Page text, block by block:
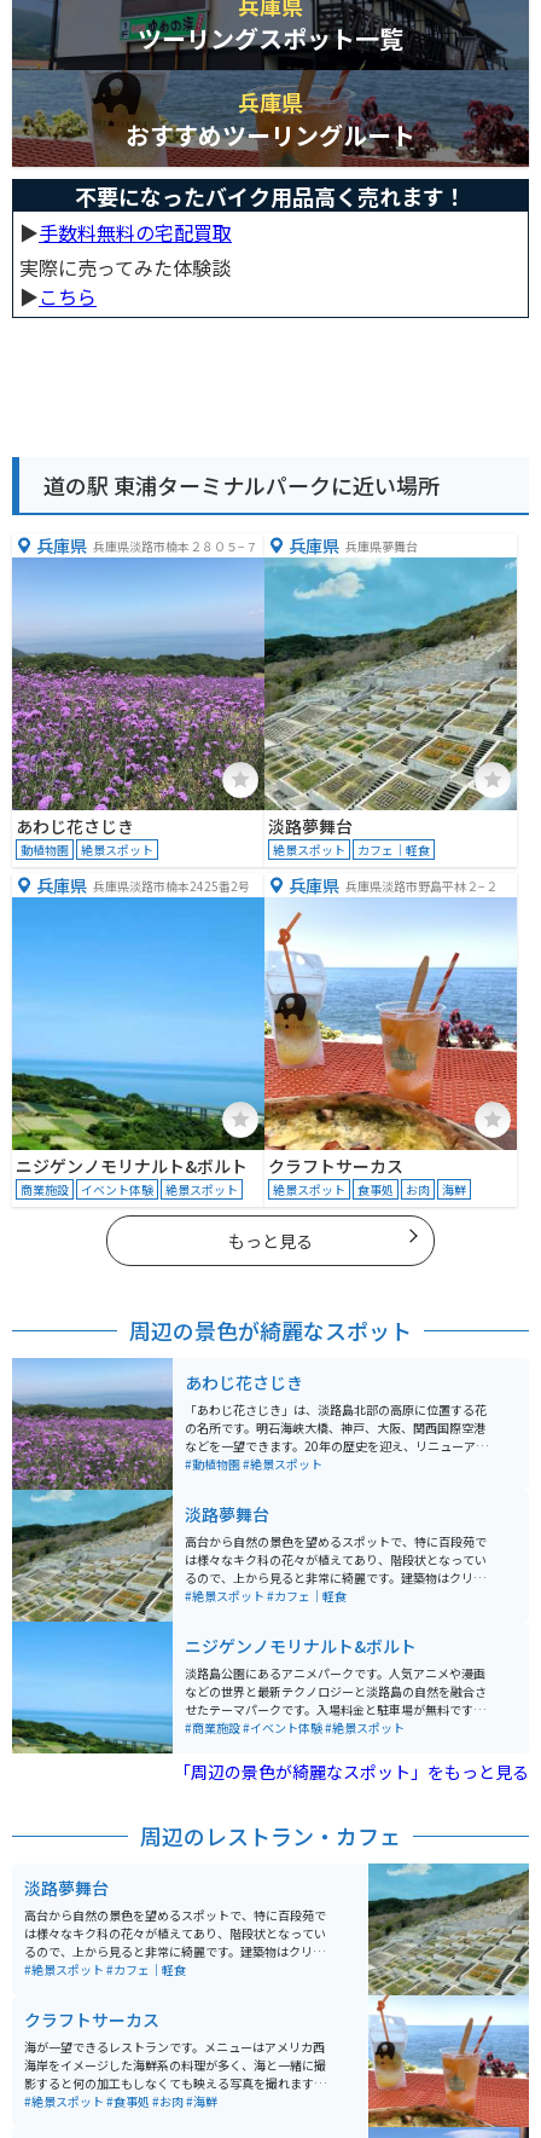
ツーリングスポット一覧
兵庫県
おすすめツーリングルート
不要になったバイク用品高く売れます！
▶︎手数料無料の宅配買取
実際に売ってみた体験談
▶︎こちら
道の駅 東浦ターミナルパークに近い場所
兵庫県 兵庫県淡路市楠本２８０５−７
あわじ花さじき
動植物園 絶景スポット
兵庫県 兵庫県夢舞台
淡路夢舞台
絶景スポット カフェ｜軽食
兵庫県 兵庫県淡路市楠本2425番2号
ニジゲンノモリナルト&ボルト
商業施設 イベント体験 絶景スポット
兵庫県 兵庫県淡路市野島平林２−２
クラフトサーカス
絶景スポット 食事処 お肉 海鮮
もっと見る
周辺の景色が綺麗なスポット
あわじ花さじき
「あわじ花さじき」は、淡路島北部の高原に位置する花
の名所です。明石海峡大橋、神戸、大阪、関西国際空港
などを一望できます。20年の歴史を迎え、リニューアル
され、便益施設を整備し、新たな眺望を創出するととも
の海に向かってなだらかに広がる高原には一面の花畑が
広がり、四季折々の愛らしい花が夢の世界に誘います。
「あわじ花さじき」は極上の見物席として自由に散策し
て自分の席を見つけることができます。
#動植物園#絶景スポット
淡路夢舞台
高台から自然の景色を望めるスポットで、特に百段苑で
は様々なキク科の花々が植えてあり、階段状となってい
るので、上から見ると非常に綺麗です。建築物はクリエ
イティブでSNS映えするようなものが多く、建物自体も
#絶景スポット #カフェ｜軽食
ニジゲンノモリナルト&ボルト
淡路島公園にあるアニメパークです。人気アニメや漫画
などの世界と最新テクノロジーと淡路島の自然を融合さ
せたテーマパークです。入場料金と駐車場が無料です。
現在、ゲーム「ドラゴンクエスト」、アニメ「クレヨン
O-ボルト-」、映画「ゴジラ」をテーマとしたアトラクシ
ョンがあります。 立体アスレチックやジップライン、フ
世界観を体験できます。
#商業施設#イベント体験#絶景スポット
「周辺の景色が綺麗なスポット」をもっと見る
周辺のレストラン・カフェ
淡路夢舞台
高台から自然の景色を望めるスポットで、特に百段苑で
は様々なキク科の花々が植えてあり、階段状となってい
るので、上から見ると非常に綺麗です。建築物はクリエ
イティブでSNS映えするようなものが多く、建物自体も
#絶景スポット #カフェ｜軽食
クラフトサーカス
海が一望できるレストランです。メニューはアメリカ西
海岸をイメージした海鮮系の料理が多く、海と一緒に撮
影すると何の加工もしなくても映える写真を撮れます。
また、インスタ映えする料理にありがちな料金が高いわ
#絶景スポット #食事処 #お肉#海鮮